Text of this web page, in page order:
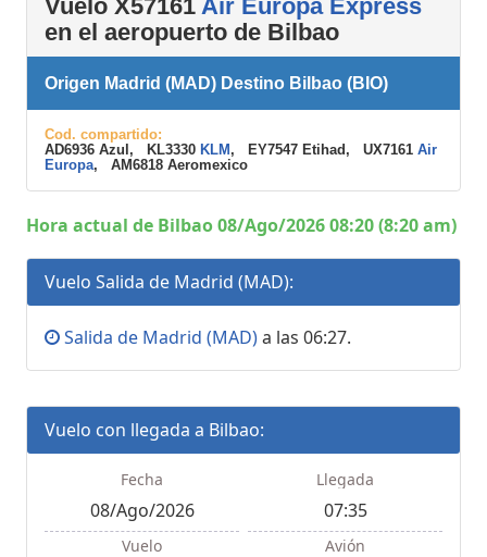
Vuelo X57161 Air Europa Express
en el aeropuerto de Bilbao
Origen Madrid (MAD) Destino Bilbao (BIO)
Cod. compartido:
AD6936 Azul, KL3330 KLM , EY7547 Etihad, UX7161 Air
Europa, AM6818 Aeromexico
Hora actual de Bilbao 08/Ago/2026 08:20 (8:20 am)
Vuelo Salida de Madrid (MAD):
Salida de Madrid (MAD)a las 06:27.
Vuelo con llegada a Bilbao:
Fecha
08/Ago/2026
Llegada
07:35
Vuelo Avión